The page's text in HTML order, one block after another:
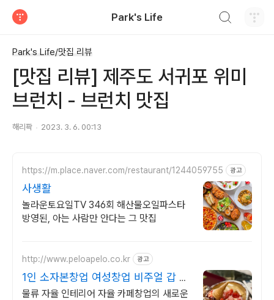
Park's Life
Park's Life/맛집 리뷰
[맛집 리뷰] 제주도 서귀포 위미
브런치 - 브런치 맛집
해리팍 2023. 3. 6. 00:13
https://m.place.naver.com/restaurant/1244059755 광고
사생활
놀라운토요일TV 346회 해산물오일파스타
방영된, 아는 사람만 안다는 그 맛집
http://www.peloapelo.co.kr 광고
1인 소자본창업 여성창업 비주얼 갑 브
런치 카페 창업
물류 자율 인테리어 자율 카페창업의 새로운